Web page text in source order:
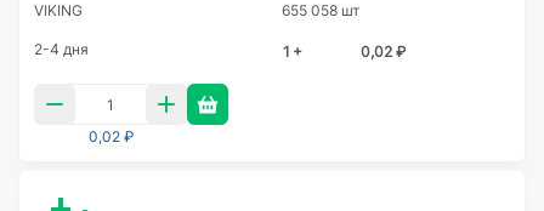
VIKING 655 058 шт
2-4 дня 1 + 0,02 ₽
0,02 ₽